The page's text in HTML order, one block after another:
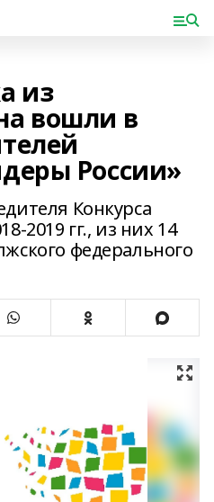
из
вошли в
России»
Конкурса
2019 гг., из них 14
федерального